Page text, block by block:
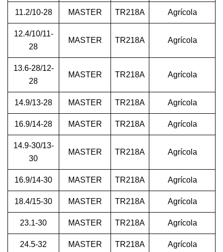
11.2/10-28 MASTER TR218A Agrícola
12.4/10/11-
28
MASTER TR218A Agrícola
13.6-28/12-
28
MASTER TR218A Agrícola
14.9/13-28 MASTER TR218A Agrícola
16.9/14-28 MASTER TR218A Agrícola
14.9-30/13-
30
MASTER TR218A Agrícola
16.9/14-30 MASTER TR218A Agrícola
18.4/15-30 MASTER TR218A Agrícola
23.1-30 MASTER TR218A Agrícola
24.5-32 MASTER TR218A Agrícola